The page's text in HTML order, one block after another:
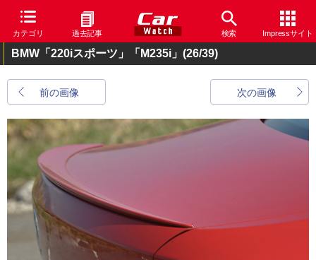
カテゴリ 過去記事 検索 Impressサイト
BMW「220iスポーツ」「M235i」 (26/39)
前の画像 次の画像